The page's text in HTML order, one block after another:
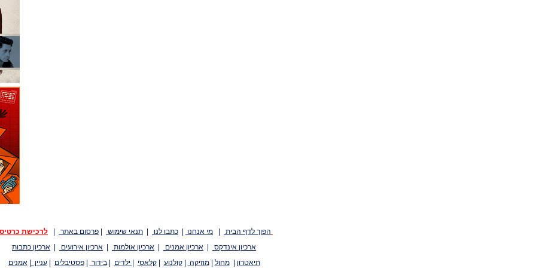
הפוך לדף הבית מי אנחנו כתבו לנו תנאי שימוש פרסום באתר
לרכישת
ארכיון אינדקס
ארכיון אמנים ארכיון אולמות ארכיון אירועים
ארכיון כתבות
תיאטרון
|מחול |מוזיקה |קולנוע |קלאסי ילדים |בידור |פסטיבלים |עניין |אמנים